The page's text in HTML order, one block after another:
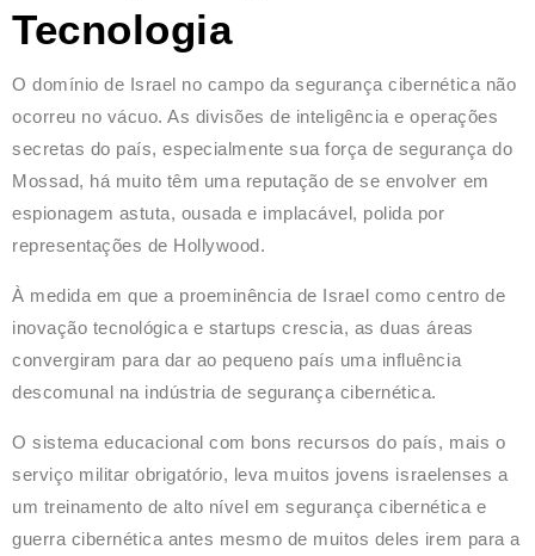
Tecnologia
O domínio de Israel no campo da segurança cibernética não
ocorreu no vácuo. As divisões de inteligência e operações
secretas do país, especialmente sua força de segurança do
Mossad, há muito têm uma reputação de se envolver em
espionagem astuta, ousada e implacável, polida por
representações de Hollywood.
À medida em que a proeminência de Israel como centro de
inovação tecnológica e startups crescia, as duas áreas
convergiram para dar ao pequeno país uma influência
descomunal na indústria de segurança cibernética.
O sistema educacional com bons recursos do país, mais o
serviço militar obrigatório, leva muitos jovens israelenses a
um treinamento de alto nível em segurança cibernética e
guerra cibernética antes mesmo de muitos deles irem para a